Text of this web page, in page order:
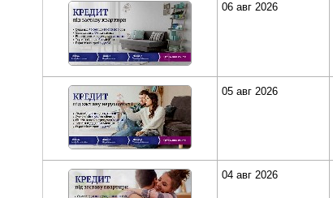
06 авг 2026
05 авг 2026
04 авг 2026